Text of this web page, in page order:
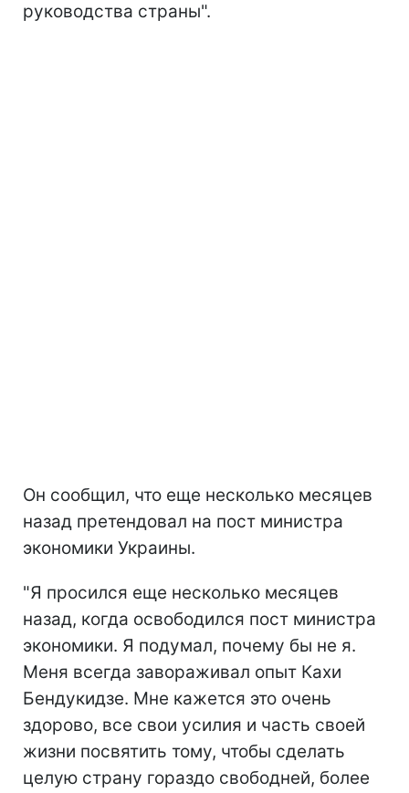
руководства страны".
Он сообщил, что еще несколько месяцев
назад претендовал на пост министра
экономики Украины.
"Я просился еще несколько месяцев
назад, когда освободился пост министра
экономики. Я подумал, почему бы не я.
Меня всегда завораживал опыт Кахи
Бендукидзе. Мне кажется это очень
здорово, все свои усилия и часть своей
жизни посвятить тому, чтобы сделать
целую страну гораздо свободней, более